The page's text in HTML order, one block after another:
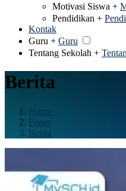
Motivasi Siswa +
Pendidikan +
Kontak
Guru + Guru
Tentang Sekolah +
Berita
Home
Pages
Berita